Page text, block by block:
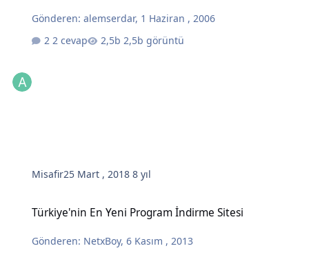
Gönderen:alemserdar, 1 Haziran , 2006
2 cevap
2,5b görüntü
Misafir25 Mart , 20188 yıl
Türkiye'nin En Yeni Program İndirme Sitesi
Gönderen: NetxBoy,6 Kasım , 2013